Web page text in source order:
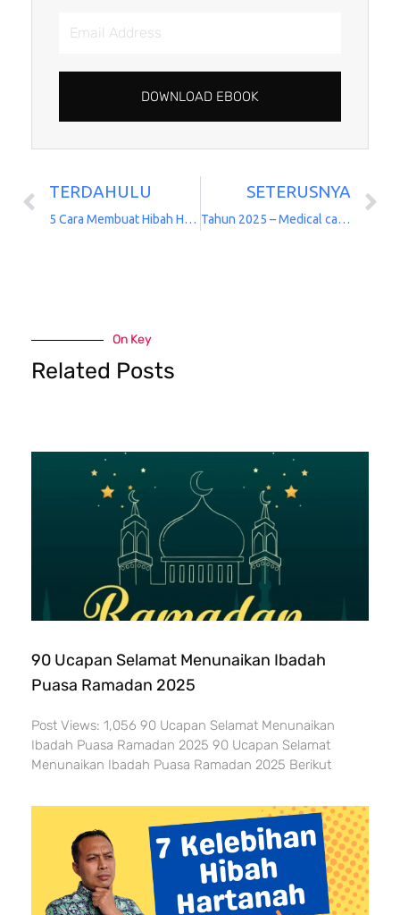
Email
DOWNLOAD EBOOK
Prev
TERDAHULU
5 Cara Membuat Hibah Hartanah
SETERUSNYA
Tahun 2025 – Medical card AIA Takaful
On Key
Related Posts
90 Ucapan Selamat Menunaikan Ibadah
Puasa Ramadan 2025
Post Views: 1,056 90 Ucapan Selamat Menunaikan
Ibadah Puasa Ramadan 2025 90 Ucapan Selamat
Menunaikan Ibadah Puasa Ramadan 2025 Berikut